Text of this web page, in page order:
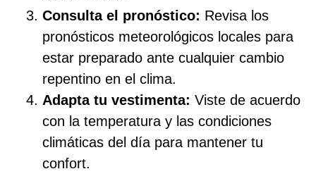
Consulta el pronóstico: Revisa los
pronósticos meteorológicos locales para
estar preparado ante cualquier cambio
repentino en el clima.
Adapta tu vestimenta: Viste de acuerdo
con la temperatura y las condiciones
climáticas del día para mantener tu
confort.